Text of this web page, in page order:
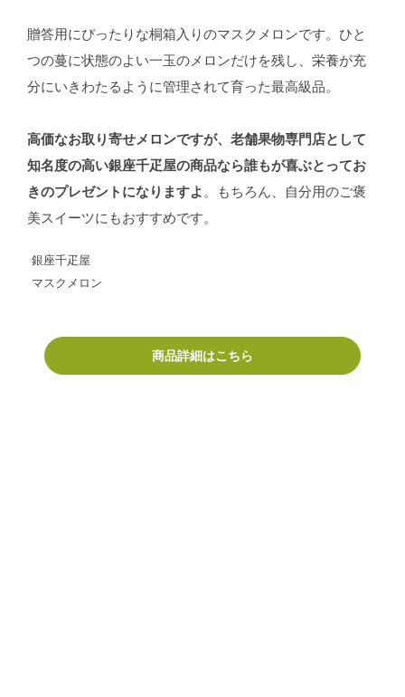
贈答用にぴったりな桐箱入りのマスクメロンです。ひと
つの蔓に状態のよい一玉のメロンだけを残し、栄養が充
分にいきわたるように管理されて育った最高級品。
高価なお取り寄せメロンですが、老舗果物専門店として
知名度の高い銀座千疋屋の商品なら誰もが喜ぶとってお
きのプレゼントになりますよ 。もちろん、自分用のご褒
美スイーツにもおすすめです。
銀座千疋屋
マスクメロン
商品詳細はこちら